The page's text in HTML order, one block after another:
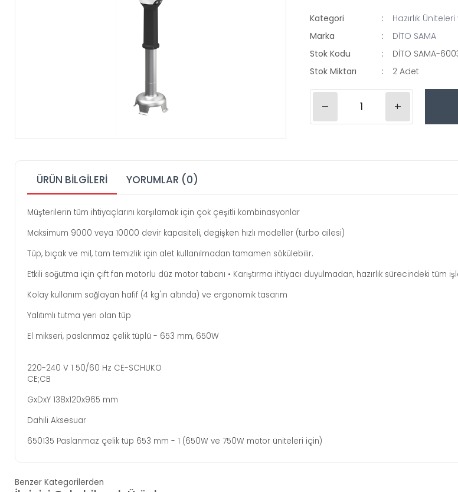
Kategori
Hazırlık
Marka
DİTO SAMA
Stok Kodu
DİTO SAMA-
Stok Miktarı
2 Adet
– +
ÜRÜN BILGILERI YORUMLAR (0)
Müşterilerin tüm ihtiyaçlarını karşılamak için çok çeşitli kombinasyonlar
Maksimum 9000 veya 10000 devir kapasiteli, degişken hızlı modeller (turbo ailesi)
Tüp, bıçak ve mil, tam temizlik için alet kullanılmadan tamamen sökülebilir.
Etkili soğutma için çift fan motorlu düz motor tabanı • Karıştırma ihtiyacı duyulmadan, hazırlık sürecindeki
Kolay kullanım sağlayan hafif (4 kg'ın altında) ve ergonomik tasarım
Yalıtımlı tutma yeri olan tüp
El mikseri, paslanmaz çelik tüplü - 653 mm, 650W
220-240 V 1 50/60 Hz CE-SCHUKO
CE;CB
GxDxY 138x120x965 mm
Dahili Aksesuar
650135 Paslanmaz çelik tüp 653 mm - 1 (650W ve 750W motor üniteleri için)
Benzer Kategorilerden